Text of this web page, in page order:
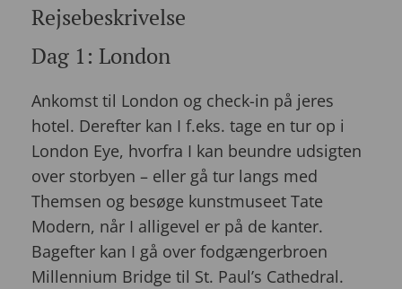
Rejsebeskrivelse
Dag 1: London
Ankomst til London og check-in på jeres
hotel. Derefter kan I f.eks. tage en tur op i
London Eye, hvorfra I kan beundre udsigten
over storbyen – eller gå tur langs med
Themsen og besøge kunstmuseet Tate
Modern, når I alligevel er på de kanter.
Bagefter kan I gå over fodgængerbroen
Millennium Bridge til St. Paul’s Cathedral.